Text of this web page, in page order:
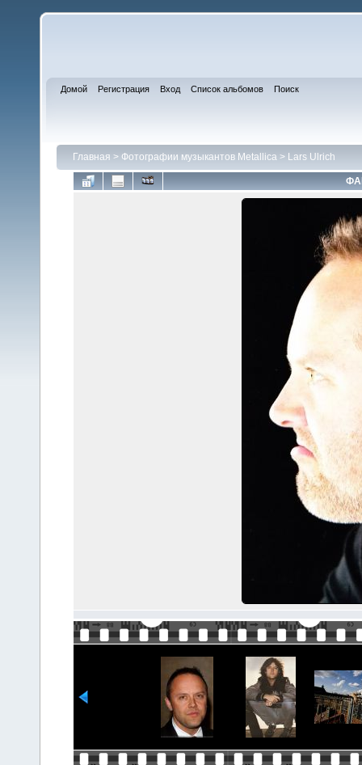
Домой Регистрация Вход Список альбомов Поиск
Главная > Фотографии музыкантов Metallica > Lars Ulrich